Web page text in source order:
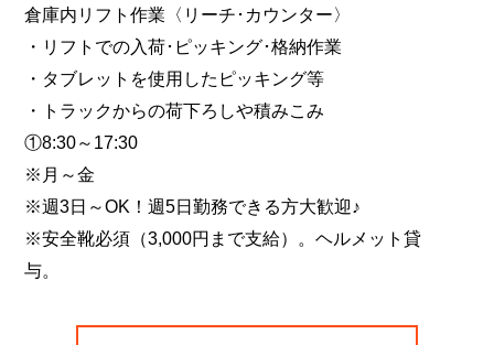
倉庫内リフト作業〈リーチ･カウンター〉
・リフトでの入荷･ピッキング･格納作業
・タブレットを使用したピッキング等
・トラックからの荷下ろしや積みこみ
①8:30～17:30
※月～金
※週3日～OK！週5日勤務できる方大歓迎♪
※安全靴必須（3,000円まで支給）。ヘルメット貸
与。